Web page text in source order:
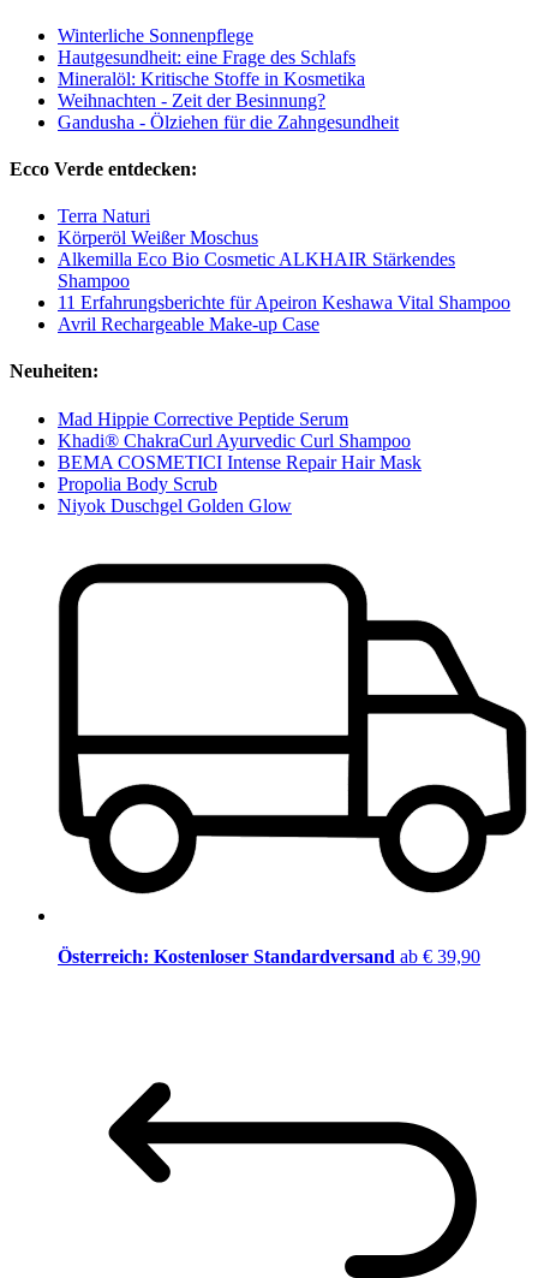
Winterliche Sonnenpflege
Hautgesundheit: eine Frage des Schlafs
Mineralöl: Kritische Stoffe in Kosmetika
Weihnachten - Zeit der Besinnung?
Gandusha - Ölziehen für die Zahngesundheit
Ecco Verde entdecken:
Terra Naturi
Körperöl Weißer Moschus
Alkemilla Eco Bio Cosmetic ALKHAIR Stärkendes
Shampoo
11 Erfahrungsberichte für Apeiron Keshawa Vital Shampoo
Avril Rechargeable Make-up Case
Neuheiten:
Mad Hippie Corrective Peptide Serum
Khadi® ChakraCurl Ayurvedic Curl Shampoo
BEMA COSMETICI Intense Repair Hair Mask
Propolia Body Scrub
Niyok Duschgel Golden Glow
Österreich: Kostenloser Standardversand ab € 39,90